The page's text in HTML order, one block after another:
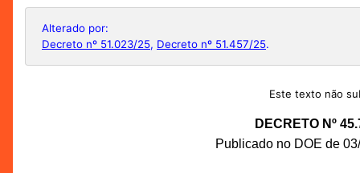
Alterado por:
Decreto nº 51.023/25, Decreto nº 51.457/25.
Este texto não
DECRETO Nº
Publicado no DOE de